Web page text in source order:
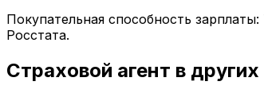
Покупательная способность зарплаты:
Росстата.
Страховой агент в